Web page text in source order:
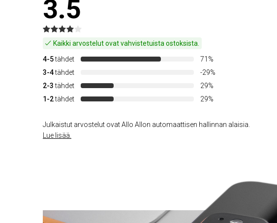
3.5
Kaikki arvostelut ovat vahvistetuista ostoksista.
4-5tähdet
71%
3-4tähdet
-29%
2-3tähdet
29%
1-2tähdet 29%
Julkaistut arvostelut ovat Allo Allon automaattisen hallinnan alaisia.
Lue lisää.